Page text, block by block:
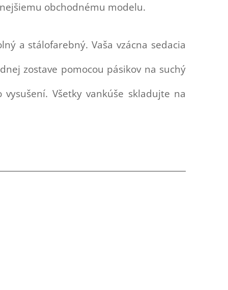
obchodnému modelu.
a stálofarebný. Vaša vzácna sedacia
zostave pomocou pásikov na suchý
Všetky vankúše skladujte na